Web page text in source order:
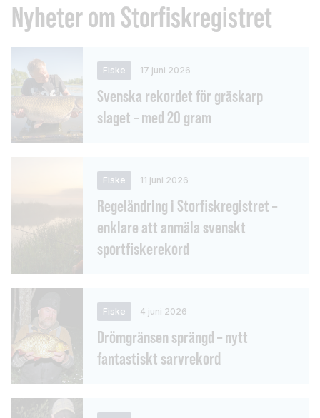
Nyheter om Storfiskregistret
Fiske 17 juni 2026
Svenska rekordet för gräskarp
slaget – med 20 gram
Fiske 11 juni 2026
Regeländring i Storfiskregistret –
enklare att anmäla svenskt
sportfiskerekord
Fiske 4 juni 2026
Drömgränsen sprängd – nytt
fantastiskt sarvrekord